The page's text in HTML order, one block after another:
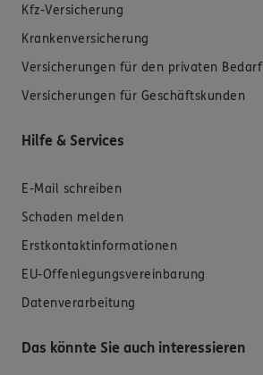
Kfz-Versicherung
Krankenversicherung
Versicherungen für den privaten Bedarf
Versicherungen für Geschäftskunden
Hilfe & Services
E-Mail schreiben
Schaden melden
Erstkontaktinformationen
EU-Offenlegungsvereinbarung
Datenverarbeitung
Das könnte Sie auch interessieren